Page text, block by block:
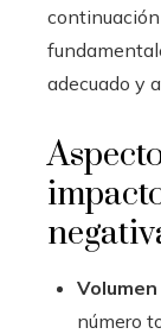
adecuado y
número